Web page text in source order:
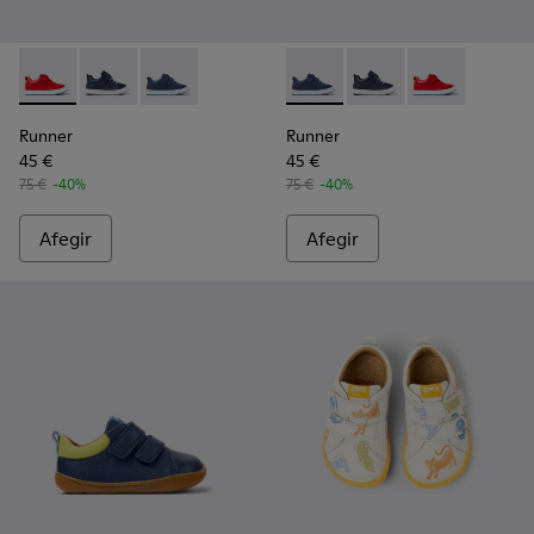
Runner - K800529-002 - Sneaker infantil de pell de color
Runner - K800529-007 - Sneaker de pell de color
Runner - K800529-001 - Sneaker infantil de
Runner
45 €
75 € -40%
Afegir
Runner - K800529-001 -
Runner - K800529-
Runner -
Runner
45 €
75 € -40%
Afegir